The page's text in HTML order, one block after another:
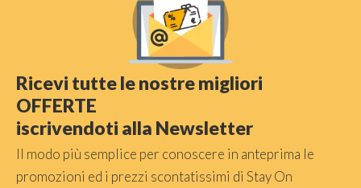
Ricevi tutte le nostre migliori
OFFERTE
iscrivendoti alla Newsletter
Il modo più semplice per conoscere in anteprima le
promozioni ed i prezzi scontatissimi di Stay On